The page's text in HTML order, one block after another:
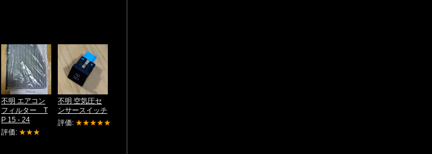
不明 エアコン
フィルター T
P 15 - 24
評価: ★★★
不明 空気圧セ
ンサースイッチ
評価: ★★★★★